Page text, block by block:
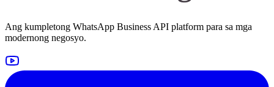
Ang kumpletong WhatsApp Business API platform para sa mga
modernong negosyo.